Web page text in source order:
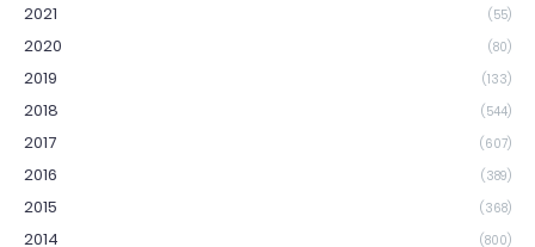
2021 (55)
2020 (80)
2019 (133)
2018 (544)
2017 (607)
2016 (389)
2015 (368)
2014 (800)